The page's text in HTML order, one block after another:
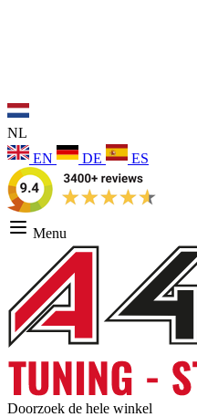
NL
EN
DE ES
Menu
Doorzoek de hele winkel